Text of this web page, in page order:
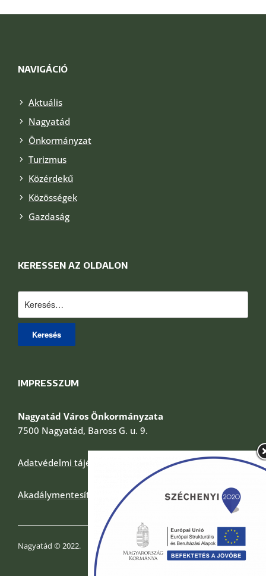
NAVIGÁCIÓ
Aktuális
Nagyatád
Önkormányzat
Turizmus
Közérdekű
Közösségek
Gazdaság
KERESSEN AZ OLDALON
IMPRESSZUM
Nagyatád Város Önkormányzata
7500 Nagyatád, Baross G. u. 9.
Adatvédelmi tájékoztató
Akadálymentesítési nyilatkozat
Nagyatád © 2022.